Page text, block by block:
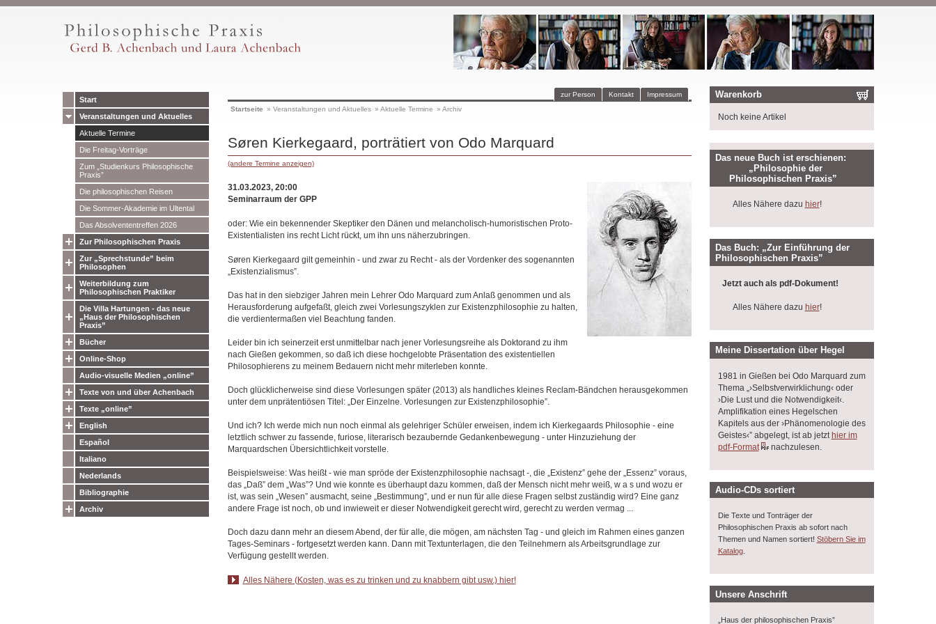
Start
Veranstaltungen und Aktuelles
Aktuelle Termine
Die Freitag-Vorträge
Zum „Studienkurs Philosophische
Praxis”
Die philosophischen Reisen
Die Sommer-Akademie im Ultental
Das Absolvententreffen 2026
Zur Philosophischen Praxis
Zur „Sprechstunde” beim
Philosophen
Weiterbildung zum
Philosophischen Praktiker
Die Villa Hartungen - das neue
„Haus der Philosophischen
Praxis”
Bücher
Online-Shop
Audio-visuelle Medien „online”
Texte von und über Achenbach
Texte „online”
English
Español
Italiano
Nederlands
Bibliographie
Archiv
Impressum
Kontakt
zur Person
Startseite » Veranstaltungen und Aktuelles » Aktuelle Termine » Archiv
Søren Kierkegaard, porträtiert von Odo Marquard
(andere Termine anzeigen)
31.03.2023, 20:00
Seminarraum der GPP
oder: Wie ein bekennender Skeptiker den Dänen und melancholisch-humoristischen Proto-
Existentialisten ins recht Licht rückt, um ihn uns näherzubringen.
Søren Kierkegaard gilt gemeinhin - und zwar zu Recht - als der Vordenker des sogenannten
„Existenzialismus”.
Das hat in den siebziger Jahren mein Lehrer Odo Marquard zum Anlaß genommen und als
Herausforderung aufgefaßt, gleich zwei Vorlesungszyklen zur Existenzphilosophie zu halten,
die verdientermaßen viel Beachtung fanden.
Leider bin ich seinerzeit erst unmittelbar nach jener Vorlesungsreihe als Doktorand zu ihm
nach Gießen gekommen, so daß ich diese hochgelobte Präsentation des existentiellen
Philosophierens zu meinem Bedauern nicht mehr miterleben konnte.
Doch glücklicherweise sind diese Vorlesungen später (2013) als handliches kleines Reclam-Bändchen herausgekommen
unter dem unprätentiösen Titel: „Der Einzelne. Vorlesungen zur Existenzphilosophie”.
Und ich? Ich werde mich nun noch einmal als gelehriger Schüler erweisen, indem ich Kierkegaards Philosophie - eine
letztlich schwer zu fassende, furiose, literarisch bezaubernde Gedankenbewegung - unter Hinzuziehung der
Marquardschen Übersichtlichkeit vorstelle.
Beispielsweise: Was heißt - wie man spröde der Existenzphilosophie nachsagt -, die „Existenz” gehe der „Essenz” voraus,
das „Daß” dem „Was”? Und wie konnte es überhaupt dazu kommen, daß der Mensch nicht mehr weiß, w a s und wozu er
ist, was sein „Wesen” ausmacht, seine „Bestimmung”, und er nun für alle diese Fragen selbst zuständig wird? Eine ganz
andere Frage ist noch, ob und inwieweit er dieser Notwendigkeit gerecht wird, gerecht zu werden vermag ...
Doch dazu dann mehr an diesem Abend, der für alle, die mögen, am nächsten Tag - und gleich im Rahmen eines ganzen
Tages-Seminars - fortgesetzt werden kann. Dann mit Textunterlagen, die den Teilnehmern als Arbeitsgrundlage zur
Verfügung gestellt werden.
Alles Nähere (Kosten, was es zu trinken und zu knabbern gibt usw.) hier!
Warenkorb
Noch keine Artikel
Das neue Buch ist erschienen:
„Philosophie der
Philosophischen Praxis”
Alles Nähere dazu hier!
Das Buch: „Zur Einführung der
Philosophischen Praxis”
Jetzt auch als pdf-Dokument!
Alles Nähere dazu hier!
Meine Dissertation über Hegel
1981 in Gießen bei Odo Marquard zum
Thema „›Selbstverwirklichung‹ oder
›Die Lust und die Notwendigkeit‹.
Amplifikation eines Hegelschen
Kapitels aus der ›Phänomenologie des
Geistes‹” abgelegt, ist ab jetzt hier im
pdf-Format
nachzulesen.
Audio-CDs sortiert
Die Texte und Tonträger der
Philosophischen Praxis ab sofort nach
Themen und Namen sortiert! Stöbern Sie im
Katalog.
Unsere Anschrift
„Haus der philosophischen Praxis”